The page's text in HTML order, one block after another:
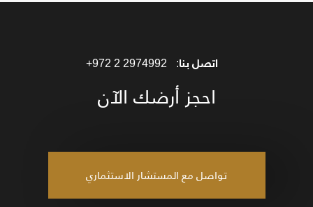
اتصل بنا: +972 2 2974992
احجز أرضك الآن
تواصل مع المستشار الاستثماري